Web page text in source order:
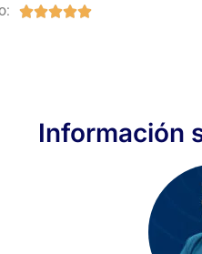

Información